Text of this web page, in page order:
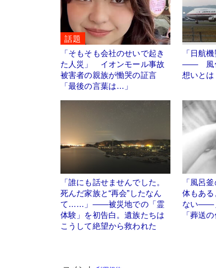
話題
「そもそも会社のせいで起き
た人災」 イオンモール事故
被害者の親族が慟哭の証言
「最後の言葉は…」
「日航
―― 風化
想いとは
「誰にも話せませんでした。
死んだ家族と“再会”したなん
て……」――被災地での「霊
体験」を初告白。遺族たちは
こうして絶望から救われた
「風呂
体もあ
ない――
「葬送